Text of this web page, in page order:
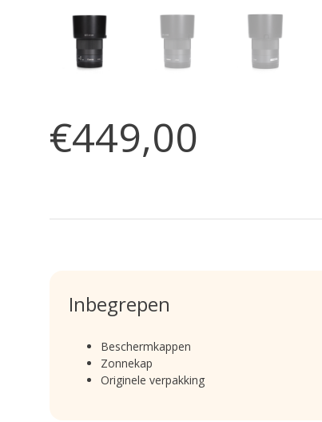
€449,00
Inbegrepen
Beschermkappen
Zonnekap
Originele verpakking